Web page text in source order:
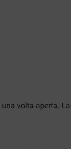
volta aperta.